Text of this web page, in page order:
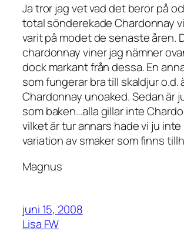
Ja tror jag vet vad det beror på
total sönderekade Chardonnay
varit på modet de senaste åren.
chardonnay viner jag nämner
dock markant från dessa. En
som fungerar bra till skaldjur o.d.
Chardonnay unoaked. Sedan är
som baken…alla gillar inte
vilket är tur annars hade vi ju
variation av smaker som finns
Magnus
juni 15, 2008
Lisa FW